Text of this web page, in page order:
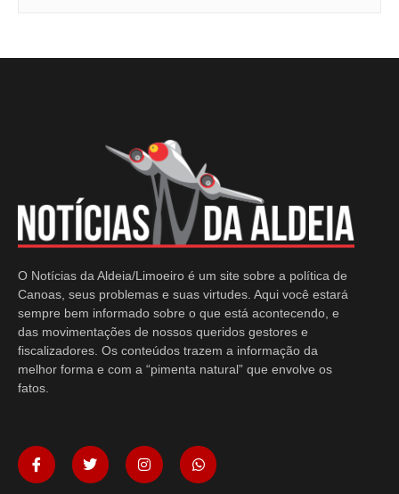
O Notícias da Aldeia/Limoeiro é um site sobre a política de
Canoas, seus problemas e suas virtudes. Aqui você estará
sempre bem informado sobre o que está acontecendo, e
das movimentações de nossos queridos gestores e
fiscalizadores. Os conteúdos trazem a informação da
melhor forma e com a “pimenta natural” que envolve os
fatos.